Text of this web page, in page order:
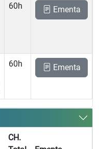
60h Ementa
60h Ementa
CH.